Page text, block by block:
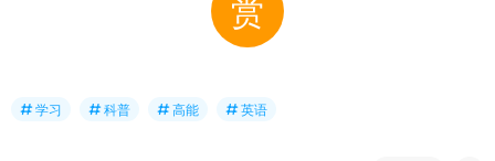
赏
学习 科普 高能 英语